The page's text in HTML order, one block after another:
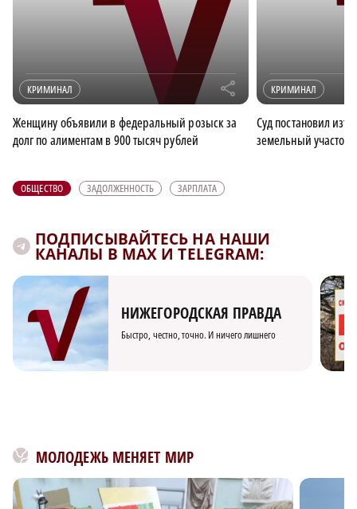
КРИМИНАЛ r
Женщину объявили в федеральный розыск за
долг по алиментам в 900 тысяч рублей
КРИМИНАЛ
Суд постановил
земельный участок
ОБЩЕСТВО ЗАДОЛЖЕННОСТЬ ЗАРПЛАТА
ПОДПИСЫВАЙТЕСЬ НА НАШИ
КАНАЛЫ В MAX И TELEGRAM:
НИЖЕГОРОДСКАЯ ПРАВДА
Быстро, честно, точно. И ничего лишнего
МОЛОДЕЖЬ МЕНЯЕТ МИР